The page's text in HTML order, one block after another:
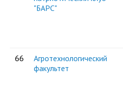
"БАРС"
66
Агротехнологический
факультет